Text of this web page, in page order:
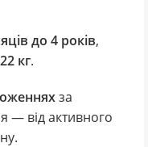
до 4 років,
кг.
за
— від активного